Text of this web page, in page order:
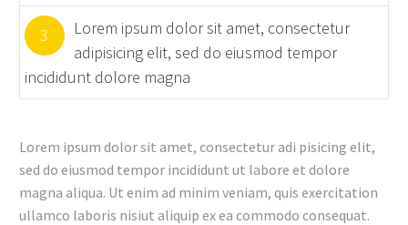
3
Lorem ipsum dolor sit amet, consectetur
adipisicing elit, sed do eiusmod tempor
incididunt dolore magna
Lorem ipsum dolor sit amet, consectetur adi pisicing elit,
sed do eiusmod tempor incididunt ut labore et dolore
magna aliqua. Ut enim ad minim veniam, quis exercitation
ullamco laboris nisiut aliquip ex ea commodo consequat.